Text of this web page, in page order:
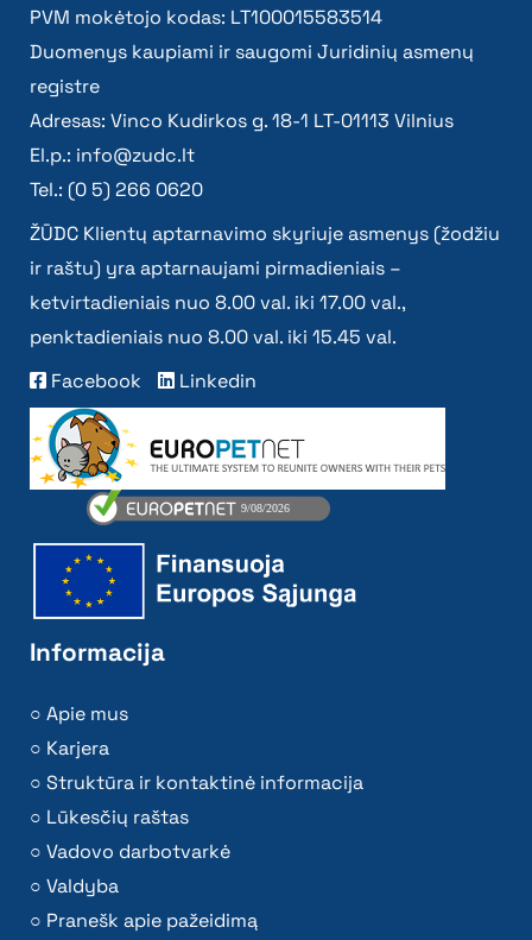
PVM mokėtojo kodas: LT100015583514
Duomenys kaupiami ir saugomi Juridinių asmenų
registre
Adresas: Vinco Kudirkos g. 18-1 LT-01113 Vilnius
El.p.: info@zudc.lt
Tel.: (0 5) 266 0620
ŽŪDC Klientų aptarnavimo skyriuje asmenys (žodžiu
ir raštu) yra aptarnaujami pirmadieniais –
ketvirtadieniais nuo 8.00 val. iki 17.00 val.,
penktadieniais nuo 8.00 val. iki 15.45 val.
Facebook
Linkedin
Informacija
Apie mus
Karjera
Struktūra ir kontaktinė informacija
Lūkesčių raštas
Vadovo darbotvarkė
Valdyba
Pranešk apie pažeidimą